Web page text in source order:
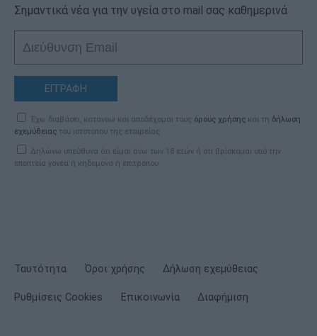
Σημαντικά νέα για την υγεία στο mail σας καθημερινά
ΕΓΓΡΑΦΗ
Έχω διαβάσει, κατανοώ και αποδέχομαι τους όρους χρήσης και τη δήλωση
εχεμύθειας του ιστοτόπου της εταιρείας
Δηλώνω υπεύθυνα ότι είμαι άνω των 18 ετών ή ότι βρίσκομαι υπό την
εποπτεία γονέα ή κηδεμόνα ή επιτρόπου
Ταυτότητα Όροι χρήσης Δήλωση εχεμύθειας
Ρυθμίσεις Cookies Επικοινωνία Διαφήμιση